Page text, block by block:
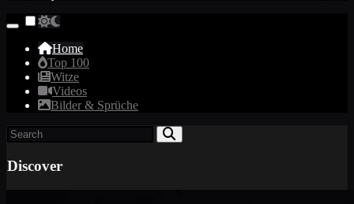
Home
Top 100
Witze
Videos
Bilder & Sprüche
Discover